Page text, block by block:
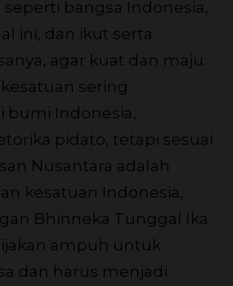
bangsa Indonesia,
ini, dan ikut serta
agar kuat dan maju.
sering
Indonesia,
pidato, tetapi sesuai
Nusantara adalah
kesatuan Indonesia,
Bhinneka Tunggal Ika
ampuh untuk
dan harus menjadi